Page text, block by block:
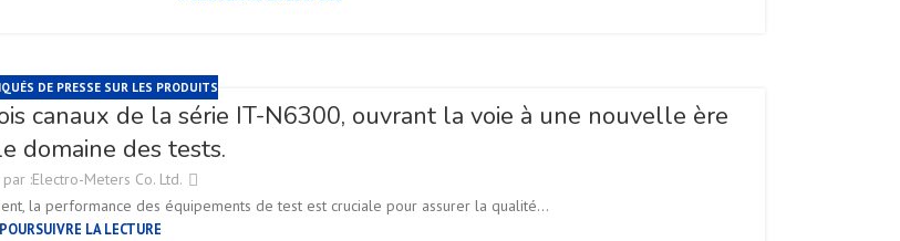
DE PRESSE SUR LES PRODUITS
canaux de la série IT-N6300, ouvrant la voie à une nouvelle ère
domaine des tests.
:Electro-Meters Co. Ltd.
la performance des équipements de test est cruciale pour assurer la qualité...
POURSUIVRE LA LECTURE